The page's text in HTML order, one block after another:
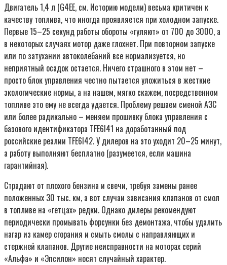
Двигатель 1,4 л (G4EE, см. Историю модели) весьма критичен к
качеству топлива, что иногда проявляется при холодном запуске.
Первые 15–25 секунд работы обороты «гуляют» от 700 до 3000, а
в некоторых случаях мотор даже глохнет. При повторном запуске
или по затухании автоколебаний все нормализуется, но
неприятный осадок остается. Ничего страшного в этом нет –
просто блок управления честно пытается уложиться в жесткие
экологические нормы, а на нашем, мягко скажем, посредственном
топливе это ему не всегда удается. Проблему решаем сменой АЗС
или более радикально – меняем прошивку блока управления с
базового идентификатора TFE6I41 на доработанный под
российские реалии TFE6I42. У дилеров на это уходит 20–25 минут,
а работу выполняют бесплатно (разумеется, если машина
гарантийная).
Страдают от плохого бензина и свечи, требуя замены ранее
положенных 30 тыс. км, а вот случаи зависания клапанов от смол
в топливе на «гетцах» редки. Однако дилеры рекомендуют
периодически промывать форсунки без демонтажа, чтобы удалить
нагар из камер сгорания и смыть смолы с направляющих и
стержней клапанов. Другие неисправности на моторах серий
«Альфа» и «Эпсилон» носят случайный характер.